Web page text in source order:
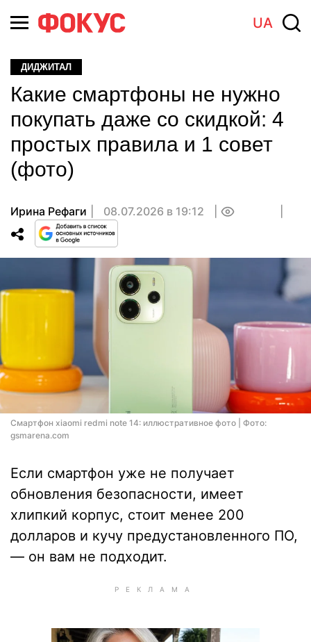
UA
ДИДЖИТАЛ
Какие смартфоны не нужно
покупать даже со скидкой: 4
простых правила и 1 совет
(фото)
Ирина Рефаги 08.07.2026 в 19:12
Смартфон xiaomi redmi note 14: иллюстративное фото | Фото:
gsmarena.com
Если смартфон уже не получает
обновления безопасности, имеет
хлипкий корпус, стоит менее 200
долларов и кучу предустановленного ПО,
— он вам не подходит.